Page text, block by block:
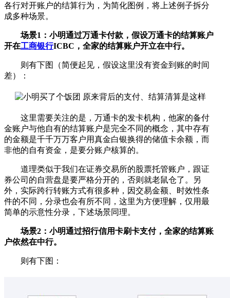
各行对开账户的结算行为，为简化图例，将上述例子拆分
成多种场景。
场景1：小明通过万通卡付款，假设万通卡的结算账户
开在工商银行ICBC，全家的结算账户开立在中行。
则有下图（简便起见，假设这里没有资金到账的时间
差）：
这里需要关注的是，万通卡的发卡机构，他家的备付
金账户与他自有的结算账户是完全不同的概念，其中存有
的金额是千千万万客户用真金白银换得的储值卡余额，而
非他的自有资金，是要分账户核算的。
道理类似于我们在证券交易所的股票托管账户，跟证
券公司的自营盘是要严格分开的，否则就老鼠仓了。另
外，实际跨行转账方式有很多种，因交易金额、时效性条
件的不同，分录也会有所不同，这里为方便理解，仅用最
简单的示意性分录，下述场景同理。
场景2：小明通过招行信用卡刷卡支付，全家的结算账
户依然在中行。
则有下图：